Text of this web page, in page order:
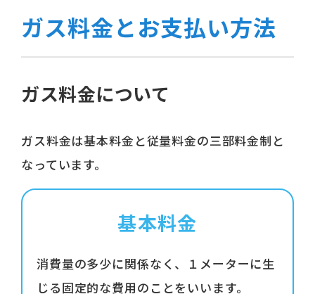
ガス料金とお支払い方法
ガス料金について
ガス料金は基本料金と従量料金の三部料金制と
なっています。
基本料金
消費量の多少に関係なく、１メーターに生
じる固定的な費用のことをいいます。